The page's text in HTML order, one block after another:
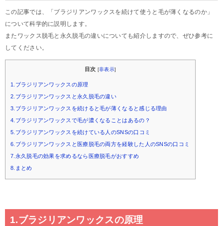
この記事では、「ブラジリアンワックスを続けて使うと毛が薄くなるのか」
について科学的に説明します。
またワックス脱毛と永久脱毛の違いについても紹介しますので、ぜひ参考に
してください。
目次 [非表示]
1.ブラジリアンワックスの原理
2.ブラジリアンワックスと永久脱毛の違い
3.ブラジリアンワックスを続けると毛が薄くなると感じる理由
4.ブラジリアンワックスで毛が濃くなることはあるの？
5.ブラジリアンワックスを続けている人のSNSの口コミ
6.ブラジリアンワックスと医療脱毛の両方を経験した人のSNSの口コミ
7.永久脱毛の効果を求めるなら医療脱毛がおすすめ
8.まとめ
1.ブラジリアンワックスの原理